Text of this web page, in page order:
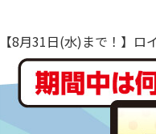
【8月31日(水)まで！】ロ